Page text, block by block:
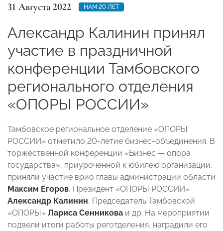
31 Августа 2022 НАМ 20 ЛЕТ
Александр Калинин принял
участие в праздничной
конференции Тамбовского
регионального отделения
«ОПОРЫ РОССИИ»
Тамбовское региональное отделение «ОПОРЫ
РОССИИ» отметило 20-летие бизнес-объединения. В
торжественной конференции «Бизнес — опора
государства», приуроченной к юбилею организации,
приняли участие врио главы администрации области
Максим Егоров, Президент «ОПОРЫ РОССИИ»
Александр Калинин, Председатель Тамбовской
«ОПОРЫ» Лариса Сенникова и др. На мероприятии
подвели итоги работы реготделения, наградили его